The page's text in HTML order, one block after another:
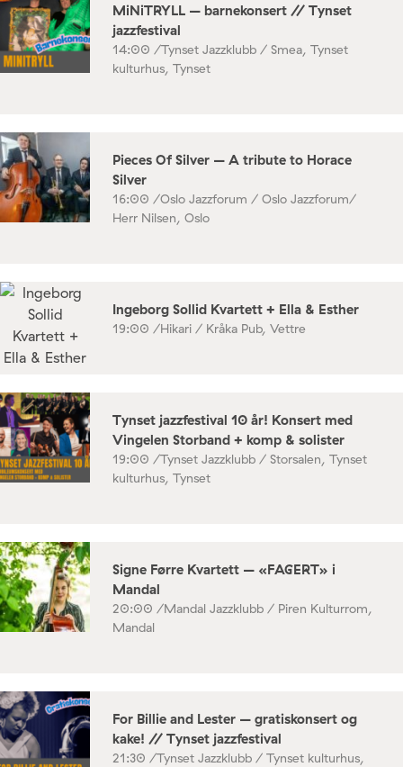
MiNiTRYLL – barnekonsert // Tynset
jazzfestival
14:00 /Tynset Jazzklubb / Smea, Tynset
kulturhus, Tynset
Pieces Of Silver – A tribute to Horace
Silver
16:00 /Oslo Jazzforum / Oslo Jazzforum/
Herr Nilsen, Oslo
Ingeborg Sollid Kvartett + Ella & Esther
19:00 /Hikari / Kråka Pub, Vettre
Tynset jazzfestival 10 år! Konsert med
Vingelen Storband + komp & solister
19:00 /Tynset Jazzklubb / Storsalen, Tynset
kulturhus, Tynset
Signe Førre Kvartett – «FAGERT» i
Mandal
20:00 /Mandal Jazzklubb / Piren Kulturrom,
Mandal
For Billie and Lester – gratiskonsert og
kake! // Tynset jazzfestival
21:30 /Tynset Jazzklubb / Tynset kulturhus,